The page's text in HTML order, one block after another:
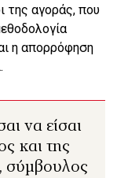
της αγοράς, που
η απορρόφηση
να είσαι
και της
σύμβουλος